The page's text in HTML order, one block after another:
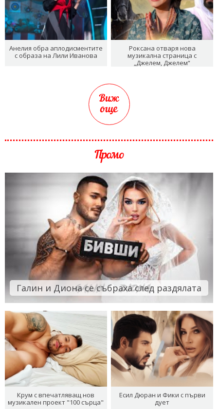
Анелия обра аплодисментите
с образа на Лили Иванова
Роксана отваря нова
музикална страница с
„Джелем, Джелем“
Виж
още
Промо
Галин и Диона се събраха след раздялата
Крум с впечатляващ нов
музикален проект "100 сърца"
Есил Дюран и Фики с първи
дует